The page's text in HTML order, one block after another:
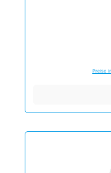
Preise